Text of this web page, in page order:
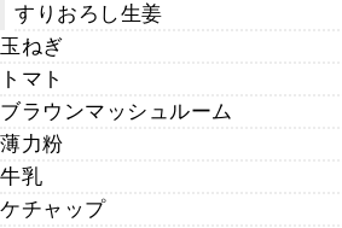
すりおろし生姜
玉ねぎ
トマト
ブラウンマッシュルーム
薄力粉
牛乳
ケチャップ